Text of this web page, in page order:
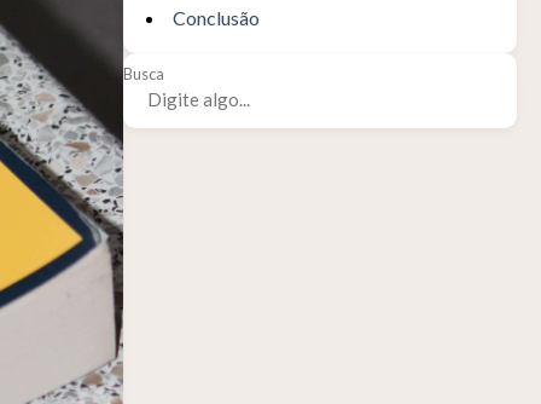
Conclusão
Busca